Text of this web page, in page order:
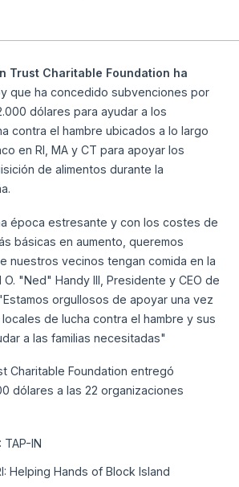
Trust Charitable Foundation ha
que ha concedido subvenciones por
dólares para ayudar a los
contra el hambre ubicados a lo largo
en RI, MA y CT para apoyar los
de alimentos durante la
época estresante y con los costes de
básicas en aumento, queremos
nuestros vecinos tengan comida en la
"Ned" Handy III, Presidente y CEO de
orgullosos de apoyar una vez
de lucha contra el hambre y sus
a las familias necesitadas"
Charitable Foundation entregó
dólares a las 22 organizaciones
TAP-IN
Helping Hands of Block Island